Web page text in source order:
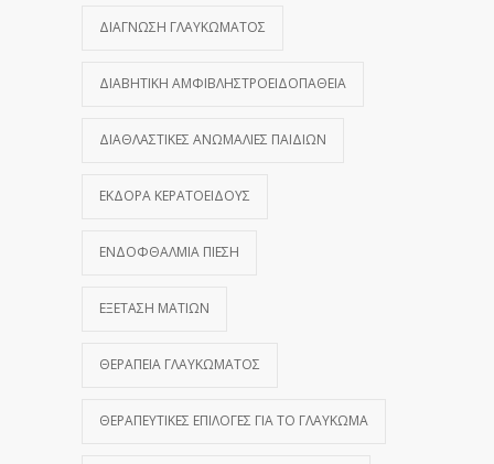
ΔΙΆΓΝΩΣΗ ΓΛΑΥΚΏΜΑΤΟΣ
ΔΙΑΒΗΤΙΚΉ ΑΜΦΙΒΛΗΣΤΡΟΕΙΔΟΠΆΘΕΙΑ
ΔΙΑΘΛΑΣΤΙΚΈΣ ΑΝΩΜΑΛΊΕΣ ΠΑΙΔΙΏΝ
ΕΚΔΟΡΆ ΚΕΡΑΤΟΕΙΔΟΎΣ
ΕΝΔΟΦΘΆΛΜΙΑ ΠΊΕΣΗ
ΕΞΈΤΑΣΗ ΜΑΤΙΏΝ
ΘΕΡΑΠΕΊΑ ΓΛΑΥΚΏΜΑΤΟΣ
ΘΕΡΑΠΕΥΤΙΚΈΣ ΕΠΙΛΟΓΈΣ ΓΙΑ ΤΟ ΓΛΑΎΚΩΜΑ